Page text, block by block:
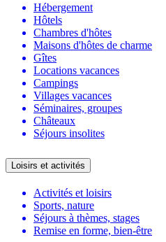
Hébergement
Hôtels
Chambres d'hôtes
Maisons d'hôtes de charme
Gîtes
Locations vacances
Campings
Villages vacances
Séminaires, groupes
Châteaux
Séjours insolites
Loisirs et activités
Activités et loisirs
Sports, nature
Séjours à thèmes, stages
Remise en forme, bien-être